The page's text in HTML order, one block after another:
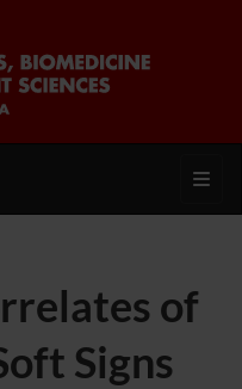
of
Signs